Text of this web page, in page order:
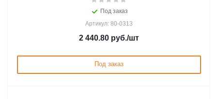
Под заказ
Артикул: 80-0313
2 440.80 руб./шт
Под заказ